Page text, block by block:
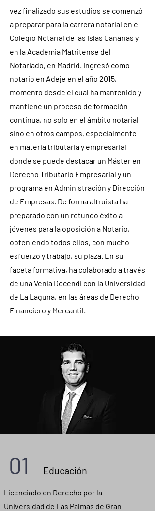
vez finalizado sus estudios se comenzó
a preparar para la carrera notarial en el
Colegio Notarial de las Islas Canarias y
en la Academia Matritense del
Notariado, en Madrid. Ingresó como
notario en Adeje en el año 2015,
momento desde el cual ha mantenido y
mantiene un proceso de formación
continua, no solo en el ámbito notarial
sino en otros campos, especialmente
en materia tributaria y empresarial
donde se puede destacar un Máster en
Derecho Tributario Empresarial y un
programa en Administración y Dirección
de Empresas. De forma altruista ha
preparado con un rotundo éxito a
jóvenes para la oposición a Notario,
obteniendo todos ellos, con mucho
esfuerzo y trabajo, su plaza. En su
faceta formativa, ha colaborado a través
de una Venia Docendi con la Universidad
de La Laguna, en las áreas de Derecho
Financiero y Mercantil.
01 Educación
Licenciado en Derecho por la
Universidad de Las Palmas de Gran